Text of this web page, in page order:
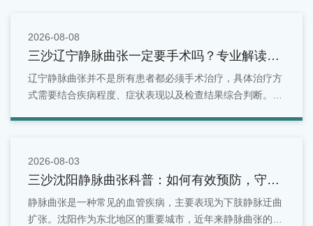
2026-08-08
三沙辽宁静脉曲张一定要手术吗？专业解读治
疗方式！
辽宁静脉曲张并不是所有患者都必须手术治疗，具体治疗方
式需要结合疾病程度、症状表现以及检查结果综合判断。早
2026-08-03
三沙沈阳静脉曲张科普：如何有效预防，守护
你的健康血管
静脉曲张是一种常见的血管疾病，主要表现为下肢静脉迂曲
扩张。沈阳作为东北地区的重要城市，近年来静脉曲张的发